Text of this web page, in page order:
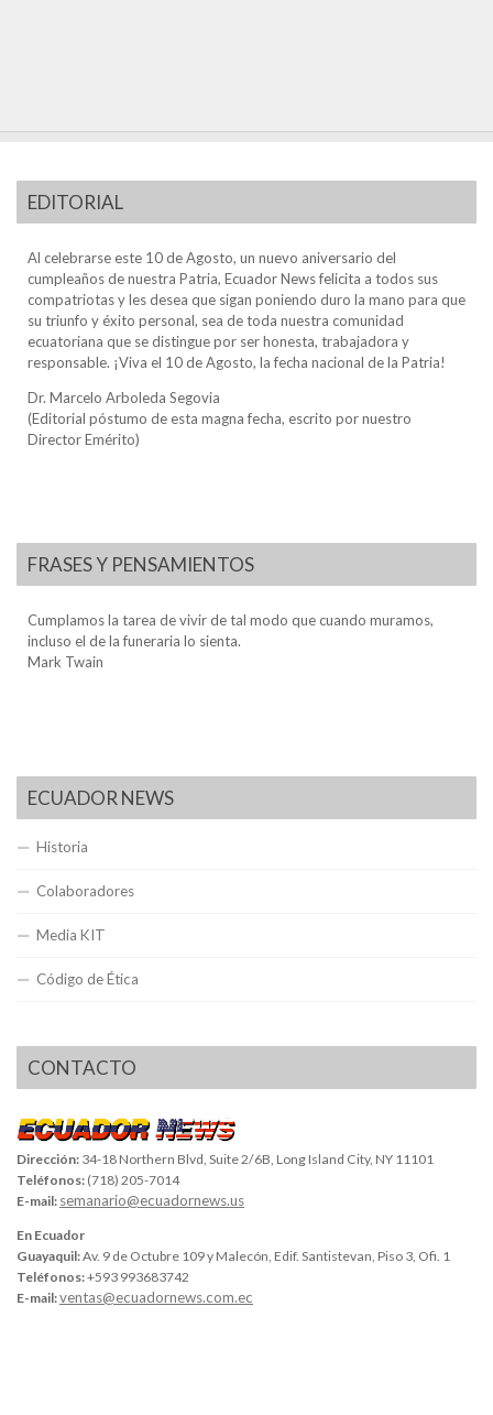
EDITORIAL
Al celebrarse este 10 de Agosto, un nuevo aniversario del
cumpleaños de nuestra Patria, Ecuador News felicita a todos sus
compatriotas y les desea que sigan poniendo duro la mano para que
su triunfo y éxito personal, sea de toda nuestra comunidad
ecuatoriana que se distingue por ser honesta, trabajadora y
responsable. ¡Viva el 10 de Agosto, la fecha nacional de la Patria!
Dr. Marcelo Arboleda Segovia
(Editorial póstumo de esta magna fecha, escrito por nuestro
Director Emérito)
FRASES Y PENSAMIENTOS
Cumplamos la tarea de vivir de tal modo que cuando muramos,
incluso el de la funeraria lo sienta.
Mark Twain
ECUADOR NEWS
Historia
Colaboradores
Media KIT
Código de Ética
CONTACTO
Dirección: 34-18 Northern Blvd, Suite 2/6B, Long Island City, NY 11101
Teléfonos: (718) 205-7014
E-mail: semanario@ecuadornews.us
En Ecuador
Guayaquil:Av. 9 de Octubre 109 y Malecón, Edif. Santistevan, Piso 3, Ofi. 1
Teléfonos:+593 993683742
E-mail:ventas@ecuadornews.com.ec